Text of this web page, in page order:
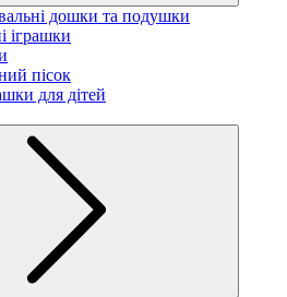
дошки та подушки
іграшки
пісок
для дітей